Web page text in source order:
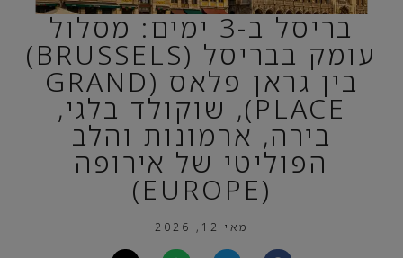
בריסל ב-3 ימים: מסלול
עומק בבריסל (BRUSSELS)
בין גראן פלאס (GRAND
PLACE), שוקולד בלגי,
בירה, ארמונות והלב
הפוליטי של אירופה
(EUROPE)
מאי 12, 2026